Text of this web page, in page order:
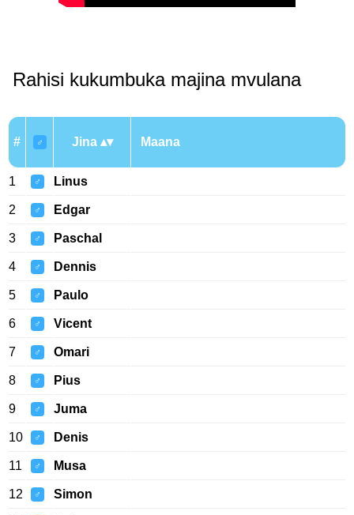
Rahisi kukumbuka majina mvulana
# ♂ Jina Maana
1 ♂ Linus
2 ♂ Edgar
3 ♂ Paschal
4 ♂ Dennis
5 ♂ Paulo
6 ♂ Vicent
7 ♂ Omari
8 ♂ Pius
9 ♂ Juma
10 ♂ Denis
11 ♂ Musa
12 ♂ Simon